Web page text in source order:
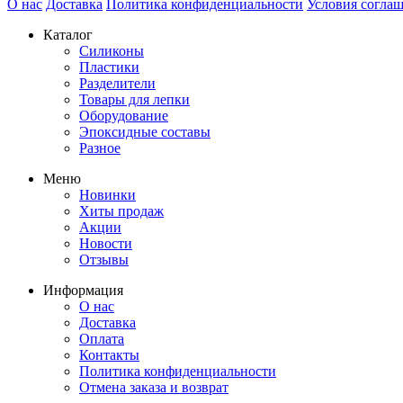
О нас Доставка Политика конфиденциальности Условия
Каталог
Силиконы
Пластики
Разделители
Товары для лепки
Оборудование
Эпоксидные составы
Разное
Меню
Новинки
Хиты продаж
Акции
Новости
Отзывы
Информация
О нас
Доставка
Оплата
Контакты
Политика конфиденциальности
Отмена заказа и возврат